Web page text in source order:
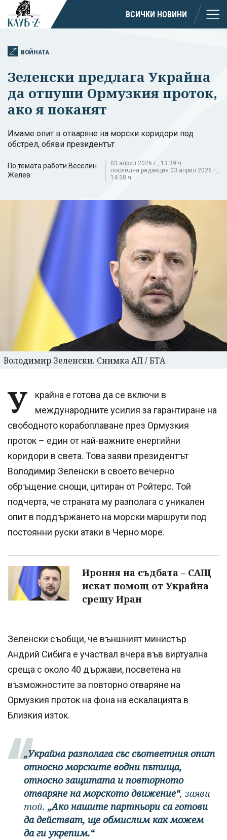
ВСИЧКИ НОВИНИ
ВОЙНАТА
Зеленски предлага Украйна
да отпуши Ормузкия проток,
ако я поканят
Имаме опит в отваряне на морски коридори под
обстрел, обяви президентът
По темата работи Веселин
Желев
03 април 2026 г., 13:39 ч.
последна редакция 03 април 2026 г.,
14:38 ч.
Володимир Зеленски. Снимка АП / БТА
У
крайна е готова да се включи в
международните усилия за гарантиране на
свободното корабоплаване през Ормузкия
проток – един от най-важните енергийни
коридори в света. Това заяви президентът
Володимир Зеленски в своето вечерно
обръщение снощи, цитиран от Ройтерс. Той
подчерта, че страната му разполага с уникален
опит в поддържането на морски маршрути под
постоянни руски атаки в Черно море.
Ирония на съдбата – САЩ
искат помощ от Украйна
срещу Иран
Зеленски съобщи, че външният министър
Андрий Сибига е участвал вчера във виртуална
среща с около 40 държави, посветена на
възможностите за повторно отваряне на
Ормузкия проток на фона на ескалацията в
Близкия изток.
„Украйна разполага със съответния опит
относно морските водни пътища,
относно защитата и повторното
отваряне на морското движение“, заяви
той. „Ако нашите партньори са готови
да действат, ще обмислим как можем
да ги укрепим.“